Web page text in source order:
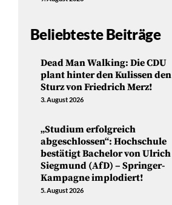
Beliebteste Beiträge
Dead Man Walking: Die CDU
plant hinter den Kulissen den
Sturz von Friedrich Merz!
3. August 2026
„Studium erfolgreich
abgeschlossen“: Hochschule
bestätigt Bachelor von Ulrich
Siegmund (AfD) – Springer-
Kampagne implodiert!
5. August 2026